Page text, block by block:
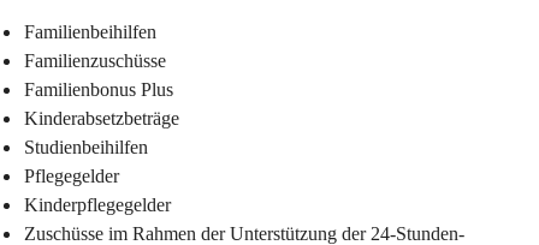
Familienbeihilfen
Familienzuschüsse
Familienbonus Plus
Kinderabsetzbeträge
Studienbeihilfen
Pflegegelder
Kinderpflegegelder
Zuschüsse im Rahmen der Unterstützung der 24-Stunden-